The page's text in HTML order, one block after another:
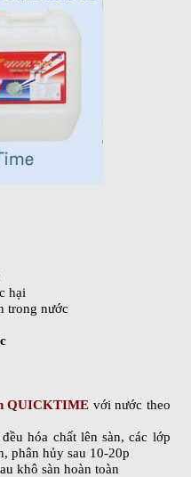
hại
trong nước
QUICKTIME với nước theo
hóa chất lên sàn, các lớp
phân hủy sau 10-20p
au khô sàn hoàn toàn